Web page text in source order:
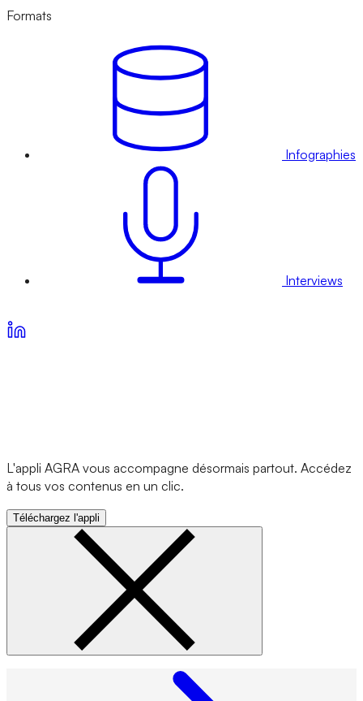
Formats
Infographies
Interviews
L'appli AGRA vous accompagne désormais partout. Accédez
à tous vos contenus en un clic.
Téléchargez l'appli